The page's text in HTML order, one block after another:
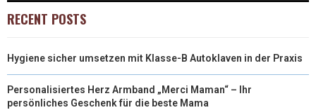
RECENT POSTS
Hygiene sicher umsetzen mit Klasse-B Autoklaven in der Praxis
Personalisiertes Herz Armband „Merci Maman“ – Ihr
persönliches Geschenk für die beste Mama